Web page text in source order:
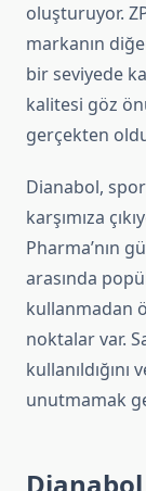
oluşturuyor.
markanın
bir seviyede
kalitesi göz
gerçekten
Dianabol,
karşımıza
Pharma’nın
arasında
kullanmadan
noktalar var.
unutmamak